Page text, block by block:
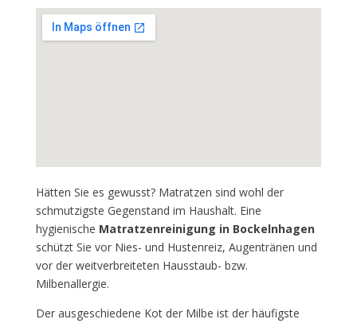
Hätten Sie es gewusst? Matratzen sind wohl der
schmutzigste Gegenstand im Haushalt. Eine
hygienische Matratzenreinigung in Bockelnhagen
schützt Sie vor Nies- und Hustenreiz, Augentränen und
vor der weitverbreiteten Hausstaub- bzw.
Milbenallergie.
Der ausgeschiedene Kot der Milbe ist der häufigste